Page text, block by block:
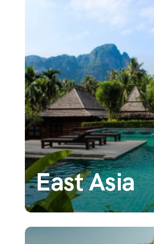
East Asia